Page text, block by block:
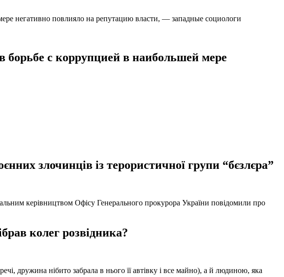
борьбе с коррупцией в наибольшей мере
злочинців із терористичної групи “бєзлєра”
керівництвом Офісу Генерального прокурора України повідомили про
колег розвідника?
дружина нібито забрала в нього її автівку і все майно), а й людиною, яка